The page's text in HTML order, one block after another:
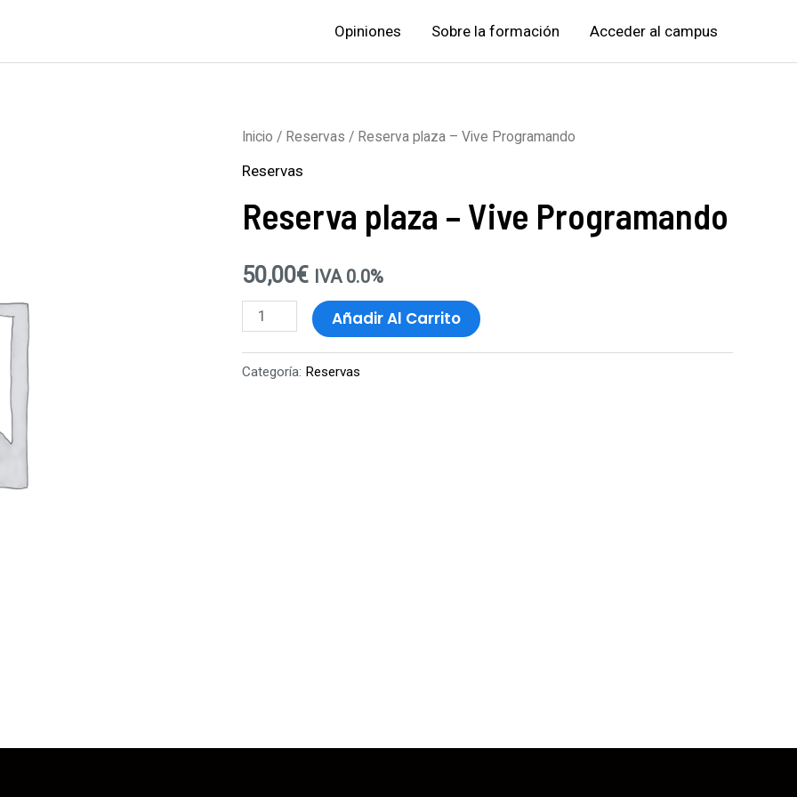
Opiniones Sobre la formación Acceder al campus
Inicio / Reservas / Reserva plaza – Vive Programando
Reservas
Reserva plaza – Vive Programando
50,00€ IVA 0.0%
Reserva
plaza
Vive
cantidad
Añadir Al Carrito
Categoría: Reservas